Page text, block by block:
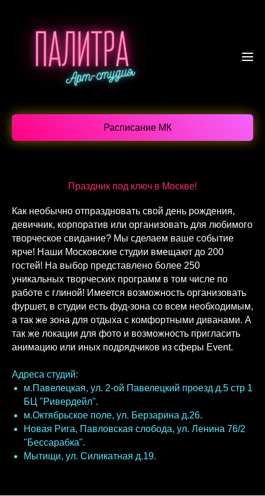
Расписание МК
Праздник под ключ в Москве!
Как необычно отпраздновать свой день рождения,
девичник, корпоратив или организовать для любимого
творческое свидание? Мы сделаем ваше событие
ярче! Наши Московские студии вмещают до 200
гостей! На выбор представлено более 250
уникальных творческих программ в том числе по
работе с глиной! Имеется возможность организовать
фуршет, в студии есть фуд-зона со всем необходимым,
а так же зона для отдыха с комфортными диванами. А
так же локации для фото и возможность пригласить
анимацию или иных подрядчиков из сферы Event.
Адреса студий:
м.Павелецкая, ул. 2-ой Павелецкий проезд д.5 стр 1
БЦ "Ривердейл".
м.Октябрьское поле, ул. Берзарина д.26.
Новая Рига, Павловская слобода, ул. Ленина 76/2
"Бессарабка".
Мытищи, ул. Силикатная д.19.